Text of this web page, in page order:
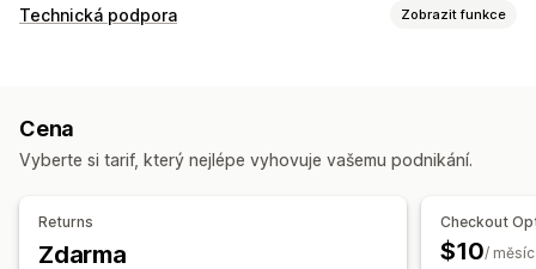
Možnosti vrácení
Slevové kódy
Automatizovaná schválení
Vlastní zásady
Lhůty pro vrácení
Technická podpora Zobrazit funkce
Sociální sítě
Prodej vstupenek
Cena
Vyberte si tarif, který nejlépe vyhovuje vašemu podnikání.
Returns
Zdarma
Checkout
$10/ měsíc